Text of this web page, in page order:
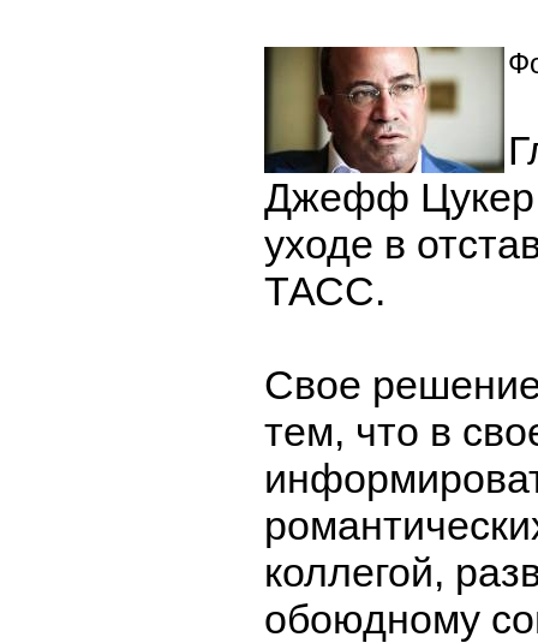
Джефф Цукер
уходе в
ТАСС.
Свое
тем, что в
коллегой,
обоюдному